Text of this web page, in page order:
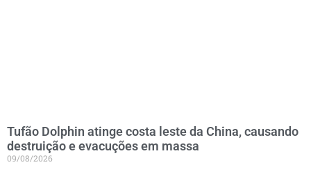
Tufão Dolphin atinge costa leste da China, causando
destruição e evacuções em massa
09/08/2026